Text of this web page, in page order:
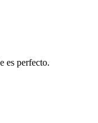
es perfecto.